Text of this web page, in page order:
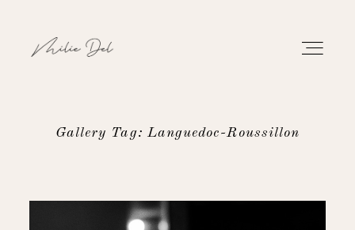
Gallery Tag: Languedoc-Roussillon